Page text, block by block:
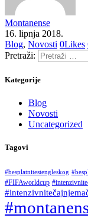
Montanense
16. lipnja 2018.
Blog, Novosti 0Likes
Pretraži:
Kategorije
Blog
Novosti
Uncategorized
Tagovi
#besplatnitestengleskog
#FIFAworldcup